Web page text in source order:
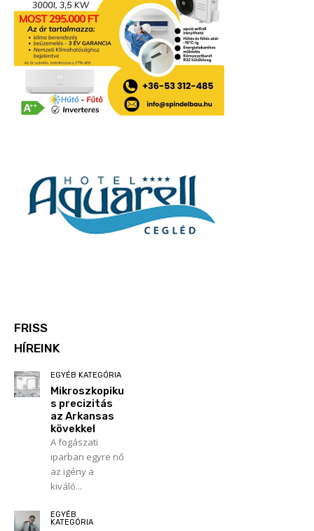
FRISS
HÍREINK
EGYÉB KATEGÓRIA
Mikroszkopiku
s precizitás
az Arkansas
kövekkel
A fogászati
iparban egyre nő
az igény a
kiváló...
EGYÉB
KATEGÓRIA